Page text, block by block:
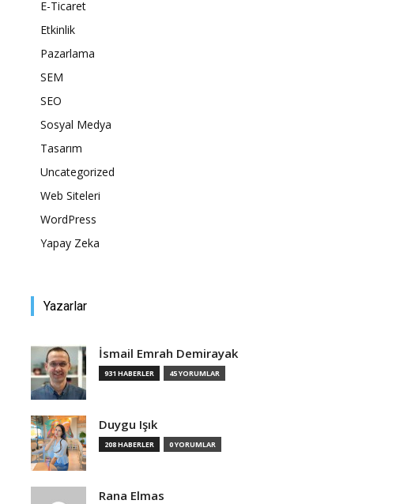
E-Ticaret
Etkinlik
Pazarlama
SEM
SEO
Sosyal Medya
Tasarım
Uncategorized
Web Siteleri
WordPress
Yapay Zeka
Yazarlar
İsmail Emrah Demirayak
931 HABERLER 45 YORUMLAR
Duygu Işık
208 HABERLER 0 YORUMLAR
Rana Elmas